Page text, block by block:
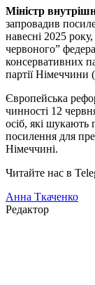
Міністр
запровадив
навесні 2025
червоного”
консервативних
партії
Європейська
чинності 12
осіб, які шукають
посилення для
Німеччині.
Читайте нас в
Анна Ткаченко
Редактор